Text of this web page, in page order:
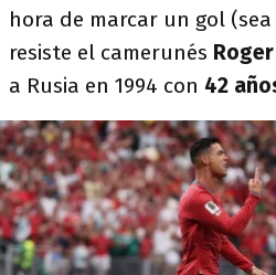
hora de marcar un gol
resiste el camerunés
a Rusia en 1994 con 42